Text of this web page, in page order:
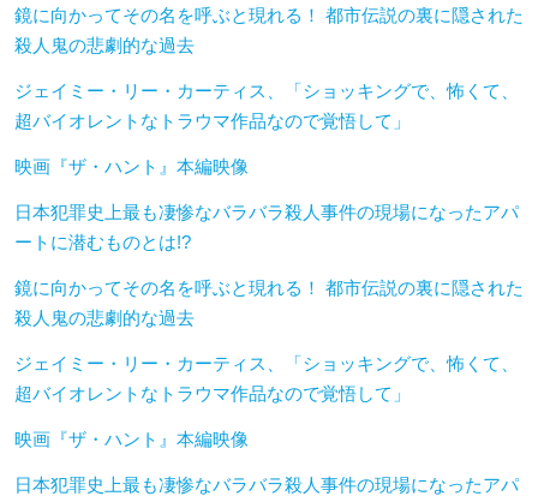
鏡に向かってその名を呼ぶと現れる！ 都市伝説の裏に隠された
殺人鬼の悲劇的な過去
ジェイミー・リー・カーティス、「ショッキングで、怖くて、
超バイオレントなトラウマ作品なので覚悟して」
映画『ザ・ハント』本編映像
日本犯罪史上最も凄惨なバラバラ殺人事件の現場になったアパ
ートに潜むものとは!?
鏡に向かってその名を呼ぶと現れる！ 都市伝説の裏に隠された
殺人鬼の悲劇的な過去
ジェイミー・リー・カーティス、「ショッキングで、怖くて、
超バイオレントなトラウマ作品なので覚悟して」
映画『ザ・ハント』本編映像
日本犯罪史上最も凄惨なバラバラ殺人事件の現場になったアパ